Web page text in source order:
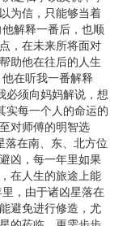
为信，只能够当着
解释一番后，也顺
，在未来所将面对
助他在往后的人生
在听我一番解释
必须向妈妈解说，想
实每一个人的命运的
对师傅的明智选
在南、东、北方位
凶，每一年里如果
在人生的旅途上能
，由于诸凶星落在
避免进行修造，尤